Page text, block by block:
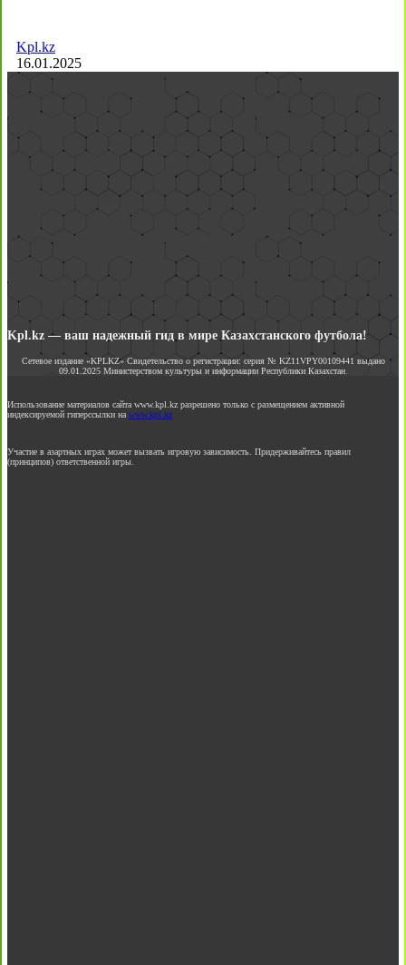
Kpl.kz
16.01.2025
Kpl.kz — ваш надежный гид в мире Казахстанского футбола!
Сетевое издание «KPLKZ» Свидетельство о регистрации: серия № KZ11VPY00109441 выдано
09.01.2025 Министерством культуры и информации Республики Казахстан.
Использование материалов сайта www.kpl.kz разрешено только с размещением активной
индексируемой гиперссылки на www.kpl.kz
Участие в азартных играх может вызвать игровую зависимость. Придерживайтесь правил
(принципов) ответственной игры.